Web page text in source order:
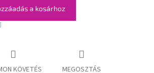
a kosárhoz
KÖVETÉS MEGOSZTÁS